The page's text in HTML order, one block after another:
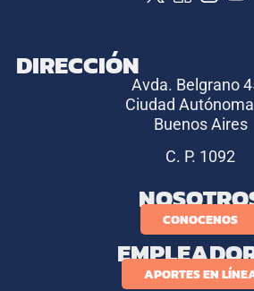
DIRECCIÓN
Avda. Belgrano
Ciudad
Buenos Aires
C. P. 1092
CONOCENOS
APORTES EN